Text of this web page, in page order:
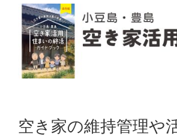
空き家の維持管理や